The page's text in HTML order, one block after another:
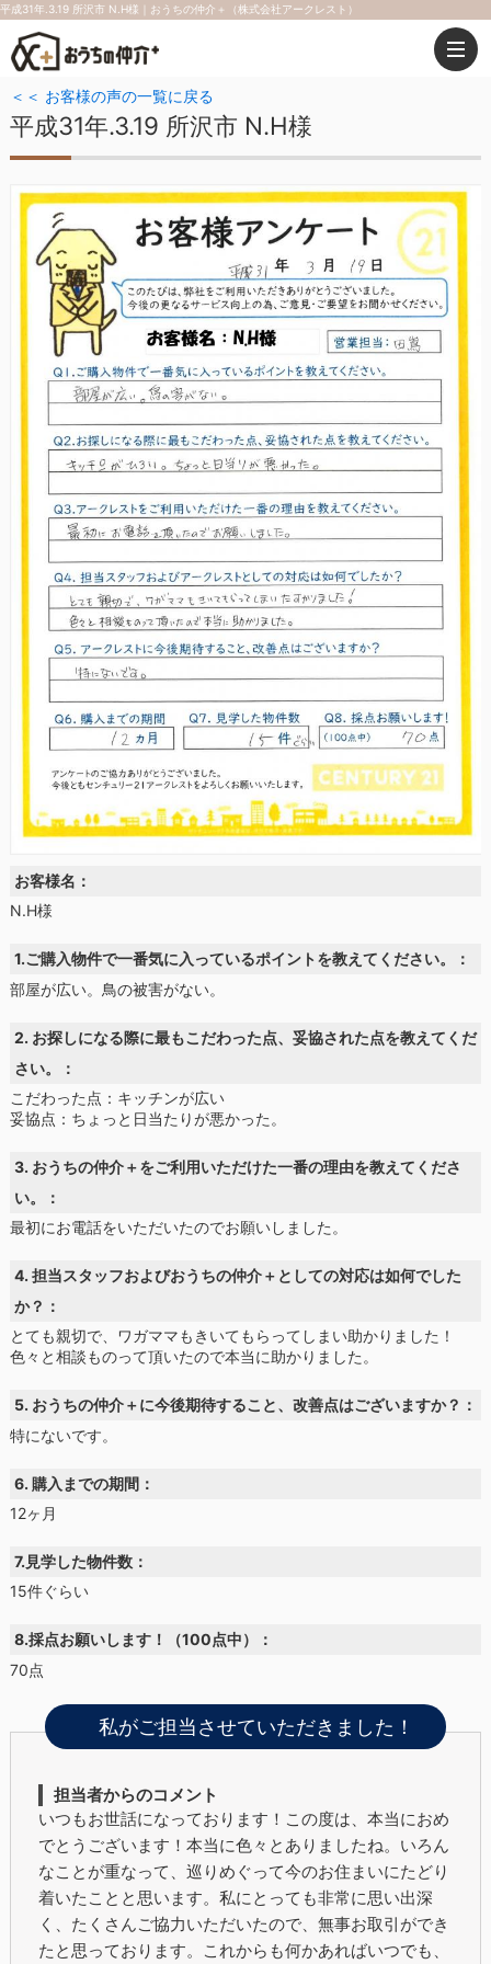
平成31年.3.19 所沢市 N.H様｜おうちの仲介＋（株式会社アークレスト）
＜＜ お客様の声の一覧に戻る
平成31年.3.19 所沢市 N.H様
お客様名：
N.H様
1.ご購入物件で一番気に入っているポイントを教えてください。：
部屋が広い。鳥の被害がない。
2. お探しになる際に最もこだわった点、妥協された点を教えてくだ
さい。：
こだわった点：キッチンが広い
妥協点：ちょっと日当たりが悪かった。
3. おうちの仲介＋をご利用いただけた一番の理由を教えてくださ
い。：
最初にお電話をいただいたのでお願いしました。
4. 担当スタッフおよびおうちの仲介＋としての対応は如何でした
か？：
とても親切で、ワガママもきいてもらってしまい助かりました！
色々と相談ものって頂いたので本当に助かりました。
5. おうちの仲介＋に今後期待すること、改善点はございますか？：
特にないです。
6. 購入までの期間：
12ヶ月
7.見学した物件数：
15件ぐらい
8.採点お願いします！（100点中）：
70点
私がご担当させていただきました！
担当者からのコメント
いつもお世話になっております！この度は、本当におめ
でとうございます！本当に色々とありましたね。いろん
なことが重なって、巡りめぐって今のお住まいにたどり
着いたことと思います。私にとっても非常に思い出深
く、たくさんご協力いただいたので、無事お取引ができ
たと思っております。これからも何かあればいつでも、